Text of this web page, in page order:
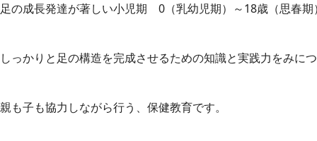
足の成長発達が著しい小児期 0（乳幼児期）～18歳（思春期
しっかりと足の構造を完成させるための知識と実践力をみに
親も子も協力しながら行う、保健教育です。